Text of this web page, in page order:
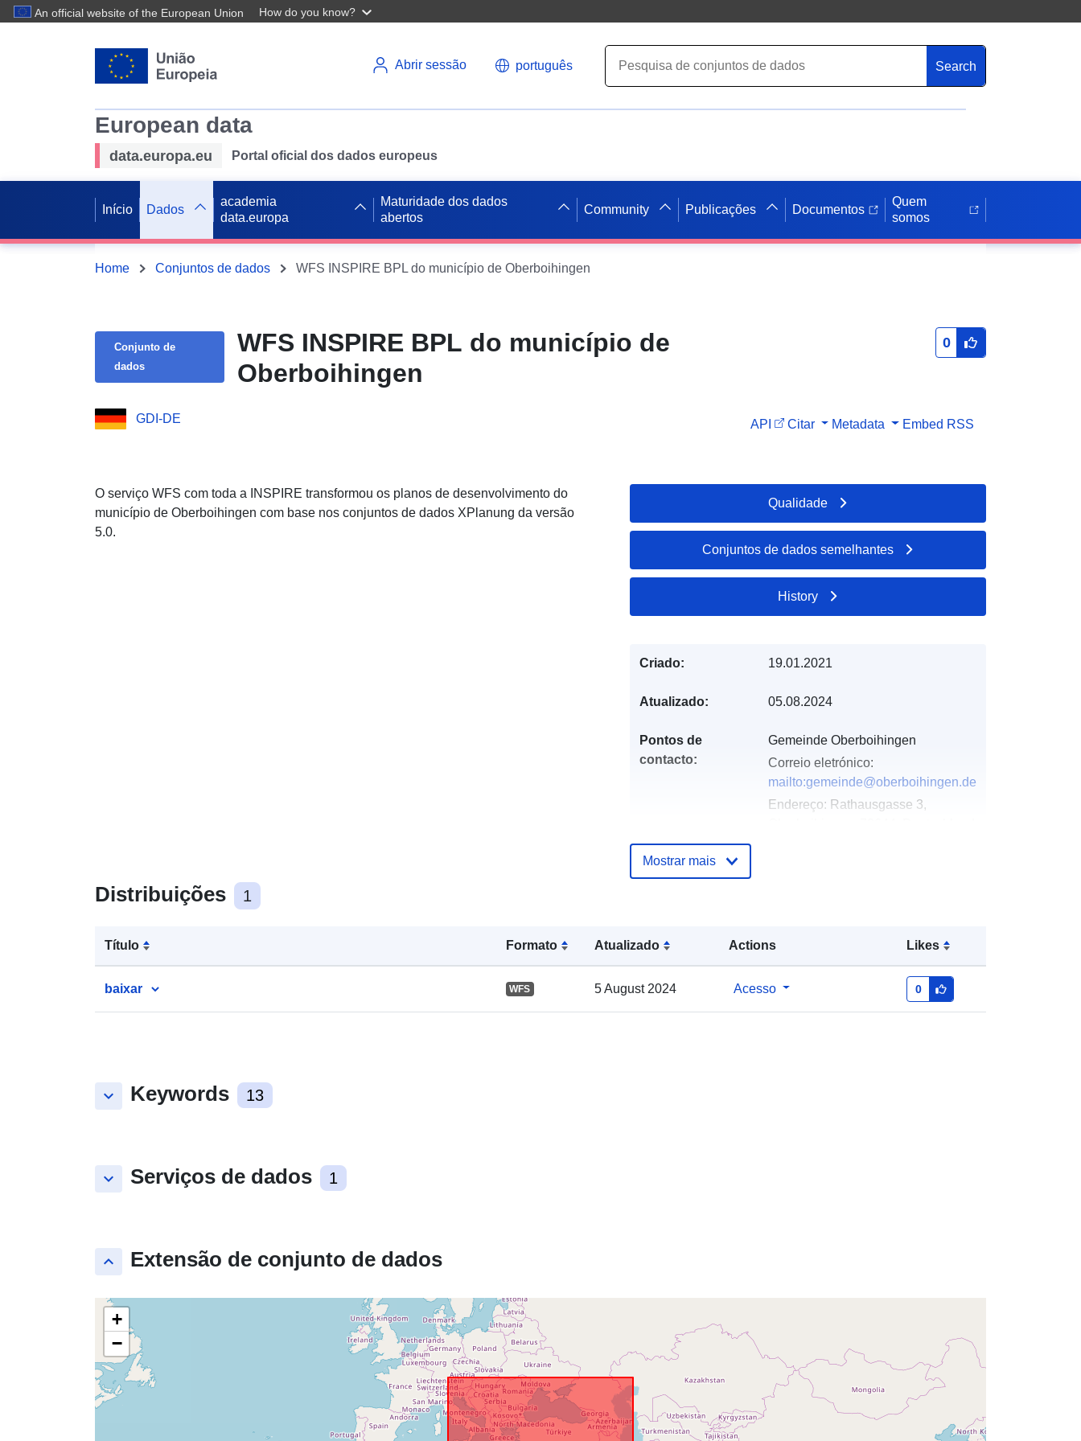
An official website of the European Union How do you know?
Abrir sessão português Search
European data
data.europa.eu Portal oficial dos dados europeus
Início Dados
academia
data.europa
Maturidade dos dados
abertos
Community Publicações Documentos
Quem
somos
Home Conjuntos de dados WFS INSPIRE BPL do município de Oberboihingen
Conjunto de
dados
WFS INSPIRE BPL do município de
Oberboihingen
0
GDI-DE API Citar Metadata Embed RSS
O serviço WFS com toda a INSPIRE transformou os planos de desenvolvimento do
município de Oberboihingen com base nos conjuntos de dados XPlanung da versão
5.0.
Distribuições 1
Título Formato Atualizado Actions Likes
baixar WFS 5 August 2024 Acesso 0
keyboard_arrow_down Keywords 13
keyboard_arrow_down Serviços de dados 1
keyboard_arrow_up Extensão de conjunto de dados
+
−
Qualidade
Conjuntos de dados semelhantes
History
Criado: 19.01.2021
Atualizado: 05.08.2024
Pontos de
contacto:
Gemeinde Oberboihingen
Correio eletrónico:
mailto:gemeinde@oberboihingen.de
Endereço: Rathausgasse 3,
August 2026
Espacial: Coordenadas:
48.1 ], [ 51.6, 19 ], [ 11.3, 19 ], [ 11.3,
Mostrar mais